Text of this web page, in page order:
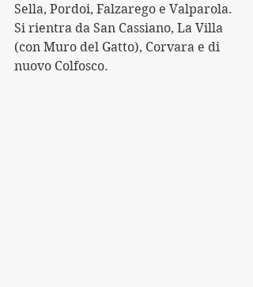
Sella, Pordoi, Falzarego e Valparola.
Si rientra da San Cassiano, La Villa
(con Muro del Gatto), Corvara e di
nuovo Colfosco.